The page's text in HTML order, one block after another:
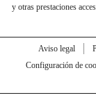
y otras prestaciones
Aviso legal
Configuración de